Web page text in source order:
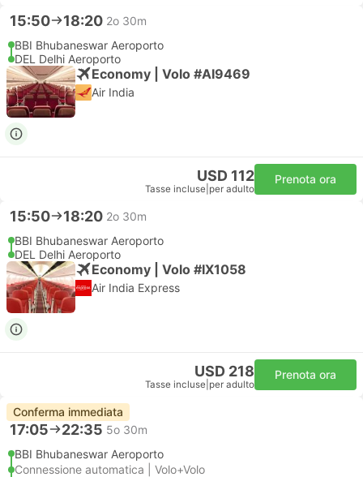
15:50 18:20 2o 30m
BBI Bhubaneswar Aeroporto
DEL Delhi Aeroporto
Economy | Volo #AI9469
Air India
USD 112
Tasse incluse per adulto
Prenota ora
15:50 18:20 2o 30m
BBI Bhubaneswar Aeroporto
DEL Delhi Aeroporto
Economy | Volo #IX1058
Air India Express
USD 218
Tasse incluse per adulto
Prenota ora
Conferma immediata
17:05 22:35 5o 30m
BBI Bhubaneswar Aeroporto
Connessione automatica | Volo+Volo